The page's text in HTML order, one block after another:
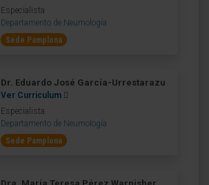
Especialista
Departamento de Neumología
Sede Pamplona
Dr. Eduardo José García-Urrestarazu
Ver Curriculum
Especialista
Departamento de Neumología
Sede Pamplona